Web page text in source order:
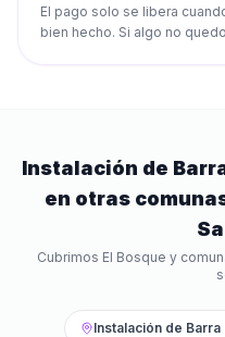
El pago solo se libera
bien hecho. Si algo no
Instalación de
en otras
Cubrimos El Bosque y
Instalación de